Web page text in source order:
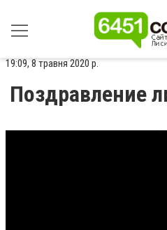
19:09, 8 травня 2020 р.
Поздравление